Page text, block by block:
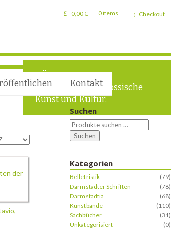
0,00€ 0 items Checkout
KÜNSTLERISCH
Forum für zeitgenössische
Kunst und Kultur.
Kontakt
Suchen
Suchen
Kategorien
Belletristik
(79)
Darmstädter Schriften
(78)
Darmstadtia
(68)
Kunstbände
(110)
Sachbücher
(31)
Unkategorisiert
(0)